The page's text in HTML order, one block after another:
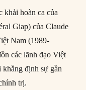
khải hoàn ca của
Giap) của Claude
Nam (1989-
các lãnh đạo Việt
khẳng định sự gần
trị.